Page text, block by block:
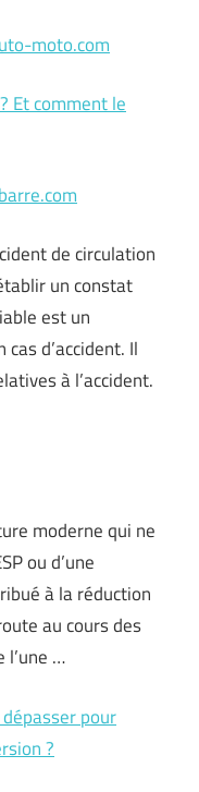
moto.com
Et comment le
de circulation
un constat
est un
d’accident. Il
à l’accident.
moderne qui ne
ou d’une
à la réduction
au cours des
l’une …
pour
?